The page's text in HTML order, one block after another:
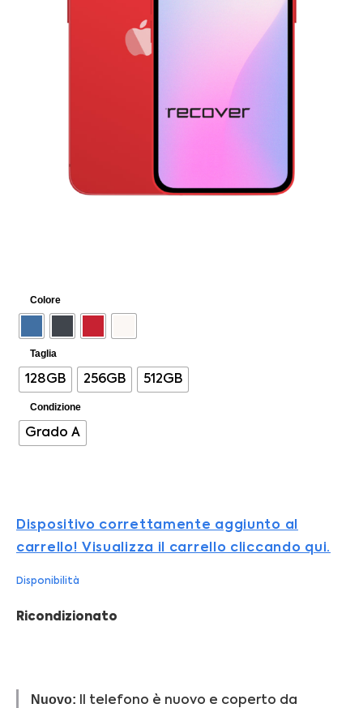
Franchising
FRANCHISING
Colore
Taglia
128GB 256GB 512GB
Condizione
Grado A
Dispositivo correttamente aggiunto al
carrello! Visualizza il carrello cliccando qui.
Disponibilità
Ricondizionato
Nuovo:
Il telefono è nuovo e coperto da